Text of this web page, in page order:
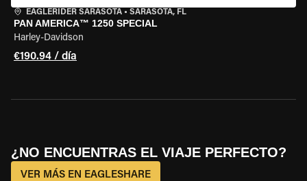
EAGLERIDER SARASOTA • SARASOTA, FL
PAN AMERICA™ 1250 SPECIAL
Harley-Davidson
€190.94 / día
¿NO ENCUENTRAS EL VIAJE PERFECTO?
VER MÁS EN EAGLESHARE